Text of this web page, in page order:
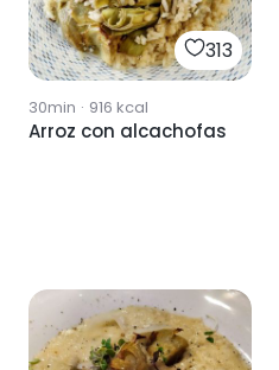
313
30min · 916 kcal
Arroz con alcachofas